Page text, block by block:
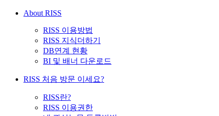
About RISS
RISS 이용방법
RISS 지식더하기
DB연계 현황
BI 및 배너 다운로드
RISS 처음 방문 이세요?
RISS란?
RISS 이용권한